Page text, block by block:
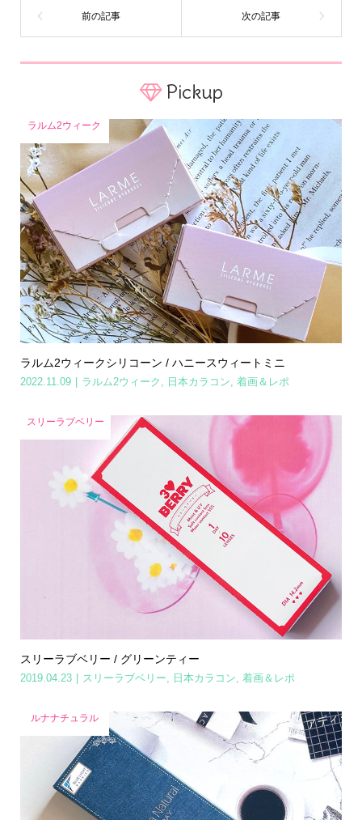
Pickup
ラルム2ウィーク
ラルム2ウィークシリコーン / ハニースウィートミニ
2022.11.09 ラルム2ウィーク 日本カラコン 着画＆レポ
スリーラブベリー
スリーラブベリー / グリーンティー
2019.04.23 スリーラブベリー 日本カラコン 着画＆レポ
ルナナチュラル